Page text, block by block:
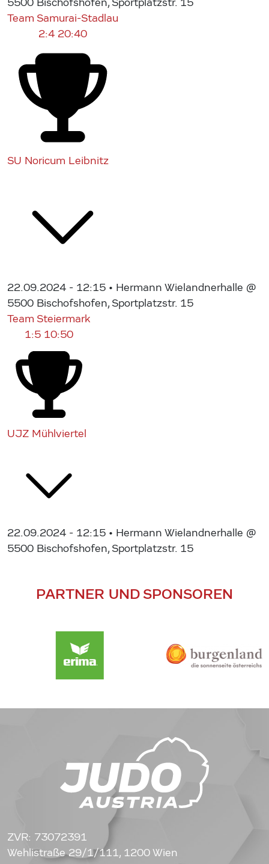
Team Samurai-Stadlau
2:4 20:40
SU Noricum Leibnitz
22.09.2024 - 12:15 • Hermann Wielandnerhalle @
5500 Bischofshofen, Sportplatzstr. 15
Team Steiermark
1:5 10:50
UJZ Mühlviertel
22.09.2024 - 12:15 • Hermann Wielandnerhalle @
5500 Bischofshofen, Sportplatzstr. 15
PARTNER UND SPONSOREN
ZVR: 73072391
Wehlistraße 29/1/111, 1200 Wien